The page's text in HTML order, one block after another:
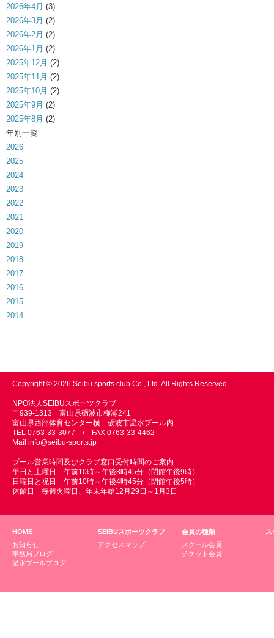
2026年4月 (3)
2026年3月 (2)
2026年2月 (2)
2026年1月 (2)
2025年12月 (2)
2025年11月 (2)
2025年10月 (2)
2025年9月 (2)
2025年8月 (2)
年別一覧
2026
2025
2024
2023
2022
2021
2020
2019
2018
2017
2016
2015
2014
Copyright © 2026 Seibu sports club Co., Ltd. All Rights Reserved.
NPO法人SEIBUスポーツクラブ
〒939-1313 富山県砺波市柳瀬241
富山県西部体育センター横 砺波市温水プール内
TEL 0763-33-3077 / FAX 0763-33-4462
Mail info@seibu-sports.jp
プール営業時間及びクラブ窓口受付時間のご案内
平日と土曜日 午前10時～午後8時45分（閉館午後9時）
日曜日と祝日 午前10時～午後4時45分（閉館午後5時）
休館日 毎週火曜日、年末年始12月29日～1月3日
HOME
お知らせ
事務局ブログ
温水プールブログ
SEIBUスポーツクラブ
アクセスマップ
会員の種類
スクール会員
チケット会員